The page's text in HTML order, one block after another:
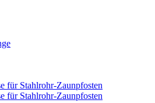
für Stahlrohr-Zaunpfosten
für Stahlrohr-Zaunpfosten